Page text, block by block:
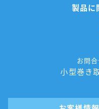
製品に
お問
小型巻き